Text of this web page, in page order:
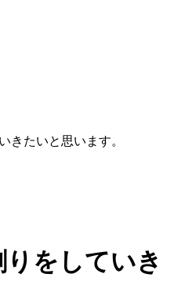
きたいと思います。
をしていき